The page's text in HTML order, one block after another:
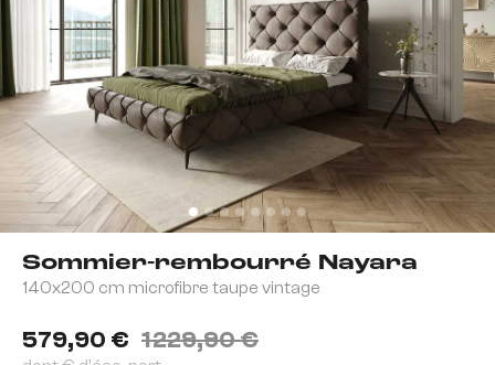
Sommier-rembourré Nayara
140x200 cm microfibre taupe vintage
579,90 € 1 229,90 €